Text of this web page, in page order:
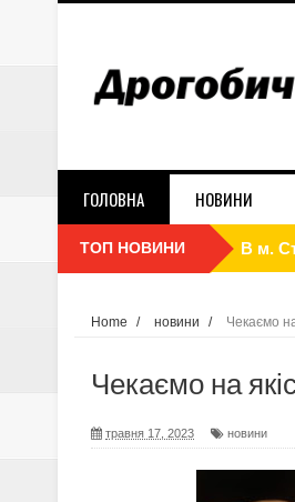
ГОЛОВНА НОВИНИ
ТОП НОВИНИ В м.
Home / новини / Чекаємо
Чекаємо на
травня 17, 2023 новини